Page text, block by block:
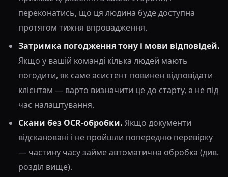
переконатись, що ця людина буде доступна
протягом тижня впровадження.
Затримка погодження тону і мови відповідей.
Якщо у вашій команді кілька людей мають
погодити, як саме асистент повинен відповідати
клієнтам — варто визначити це до старту, а не під
час налаштування.
Скани без OCR-обробки. Якщо документи
відскановані і не пройшли попередню перевірку
— частину часу займе автоматична обробка (див.
розділ вище).